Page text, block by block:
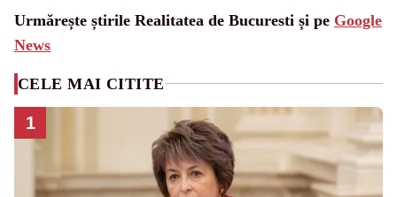
Urmărește știrile Realitatea de Bucuresti și pe Google
News
CELE MAI CITITE
1